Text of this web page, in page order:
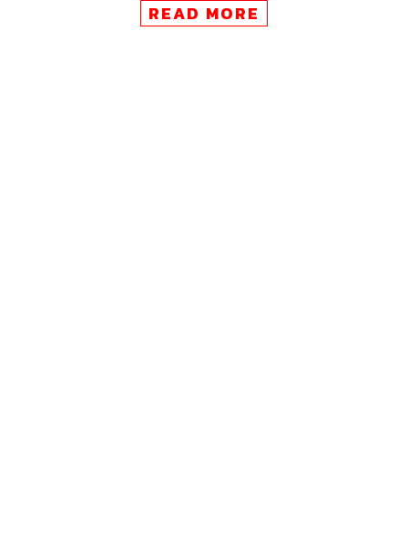
จีน ปัจจุบันมีประชากรประมาณ 4.08% ของประชากร
READ MORE